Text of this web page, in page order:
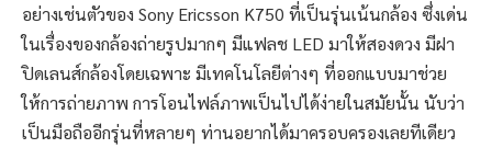
อย่างเช่นตัวของ Sony Ericsson K750 ที่เป็นรุ่นเน้นกล้อง ซึ่งเด่น
ในเรื่องของกล้องถ่ายรูปมากๆ มีแฟลช LED มาให้สองดวง มีฝา
ปิดเลนส์กล้องโดยเฉพาะ มีเทคโนโลยีต่างๆ ที่ออกแบบมาช่วย
ให้การถ่ายภาพ การโอนไฟล์ภาพเป็นไปได้ง่ายในสมัยนั้น นับว่า
เป็นมือถืออีกรุ่นที่หลายๆ ท่านอยากได้มาครอบครองเลยทีเดียว